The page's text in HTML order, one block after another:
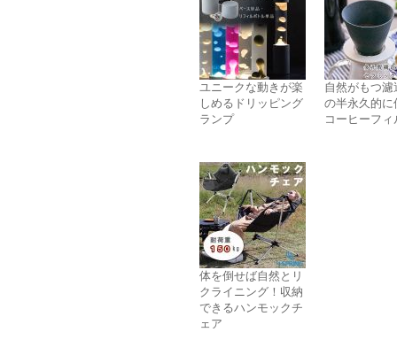
ユニークな動きが楽
しめるドリッピング
ランプ
自然がもつ濾
の半永久的に
コーヒーフィ
体を倒せば自然とリ
クライニング！収納
できるハンモックチ
ェア